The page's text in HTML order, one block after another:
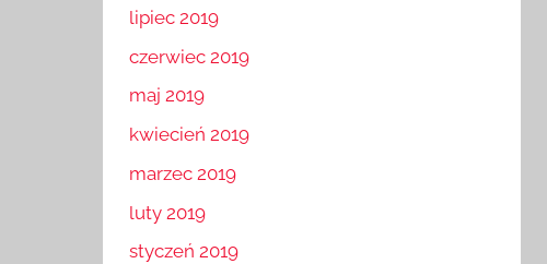
lipiec 2019
czerwiec 2019
maj 2019
kwiecień 2019
marzec 2019
luty 2019
styczeń 2019